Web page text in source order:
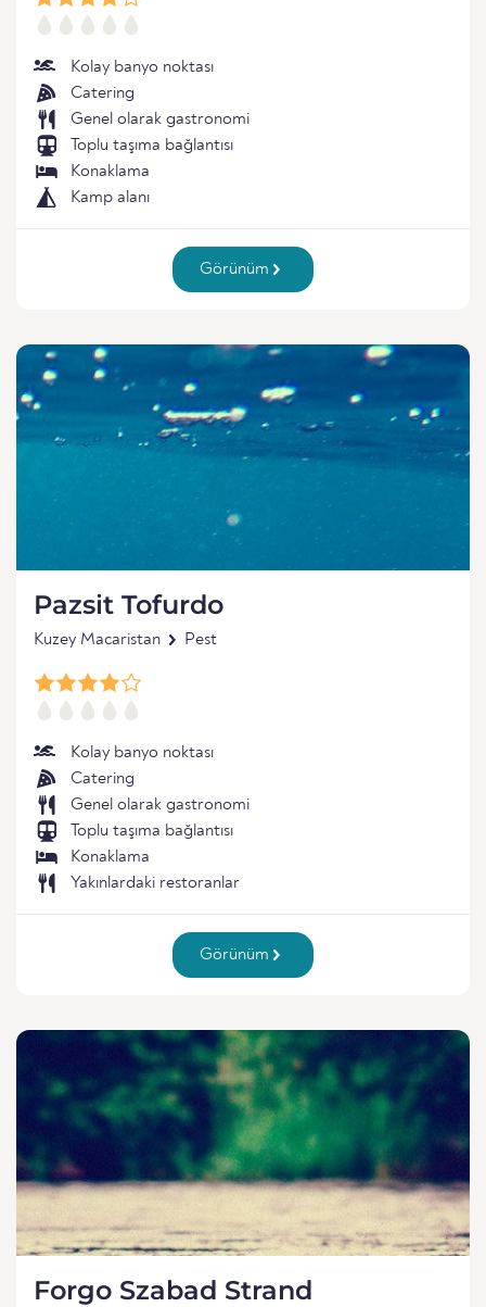
Kolay banyo noktası
Catering
Genel olarak gastronomi
Toplu taşıma bağlantısı
Konaklama
Kamp alanı
Görünüm
Pazsit Tofurdo
Kuzey Macaristan Pest
Kolay banyo noktası
Catering
Genel olarak gastronomi
Toplu taşıma bağlantısı
Konaklama
Yakınlardaki restoranlar
Görünüm
Forgo Szabad Strand